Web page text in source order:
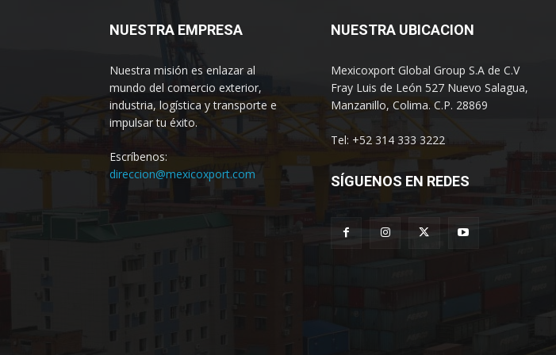
NUESTRA EMPRESA
Nuestra misión es enlazar al
mundo del comercio exterior,
industria, logística y transporte e
impulsar tu éxito.
Escríbenos:
direccion@mexicoxport.com
NUESTRA UBICACION
Mexicoxport Global Group S.A de C.V
Fray Luis de León 527 Nuevo Salagua,
Manzanillo, Colima. C.P. 28869
Tel: +52 314 333 3222
SÍGUENOS EN REDES